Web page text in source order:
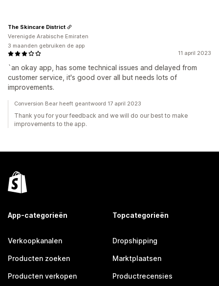
11 april 2023
`an okay app, has some technical issues and delayed from
customer service, it's good over all but needs lots of
improvements.
The Skincare District
Verenigde Arabische Emiraten
3 maanden gebruiken de app
Conversion Bear heeft geantwoord 17 april 2023
Thank you for your feedback and we will do our best to make
improvements to the app.
App-categorieën
Verkoopkanalen
Producten zoeken
Producten verkopen
Topcategorieën
Dropshipping
Marktplaatsen
Productrecensies